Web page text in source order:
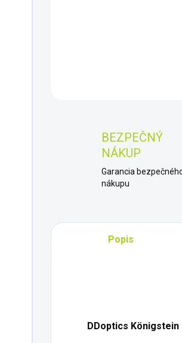
BEZPEČNÝ
NÁKUP
Garancia
nákupu
Popis
DDoptics Königstein